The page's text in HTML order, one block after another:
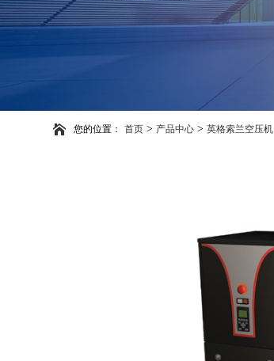
您的位置： 首页 > 产品中心 >英格索兰空压机